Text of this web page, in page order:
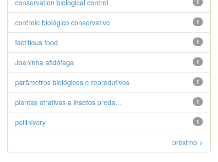
1
conservation biological control
1
controle biológico conservativo
1
factitious food
1
Joaninha afidófaga
1
parâmetros biológicos e reprodutivos
1
plantas atrativas a insetos preda...
1
pollinivory
próximo >